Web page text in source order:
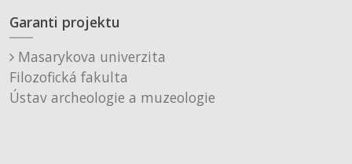
Garanti projektu
Masarykova univerzita
Filozofická fakulta
Ústav archeologie a muzeologie